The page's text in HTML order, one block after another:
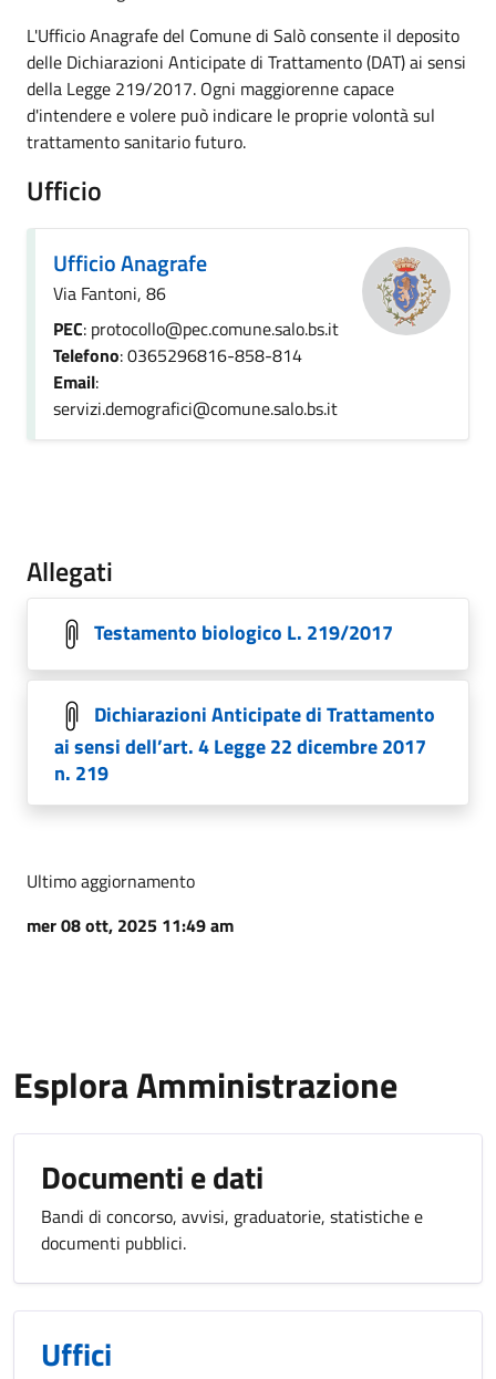
L'Ufficio Anagrafe del Comune di Salò consente il deposito
delle Dichiarazioni Anticipate di Trattamento (DAT) ai sensi
della Legge 219/2017. Ogni maggiorenne capace
d'intendere e volere può indicare le proprie volontà sul
trattamento sanitario futuro.
Ufficio
Ufficio Anagrafe
Via Fantoni, 86
PEC: protocollo@pec.comune.salo.bs.it
Telefono: 0365296816-858-814
Email:
servizi.demografici@comune.salo.bs.it
Allegati
Testamento biologico L. 219/2017
Dichiarazioni Anticipate di Trattamento
ai sensi dell’art. 4 Legge 22 dicembre 2017
n. 219
Ultimo aggiornamento
mer 08 ott, 2025 11:49 am
Esplora Amministrazione
Documenti e dati
Bandi di concorso, avvisi, graduatorie, statistiche e
documenti pubblici.
Uffici